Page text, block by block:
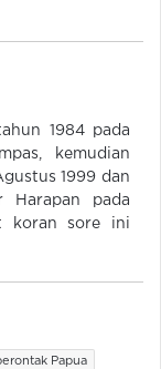
1984 pada
kemudian
1999 dan
Harapan pada
koran sore ini
Papua